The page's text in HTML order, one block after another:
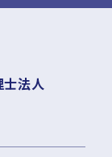
士法人